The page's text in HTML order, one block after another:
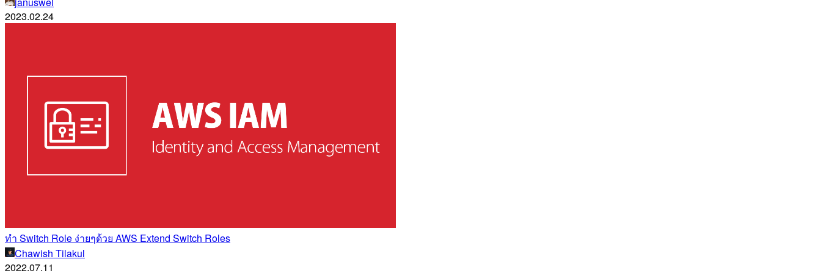
2023.02.24
ทำ Switch Role ง่ายๆด้วย AWS Extend Switch Roles
Chawish Tilakul
2022.07.11